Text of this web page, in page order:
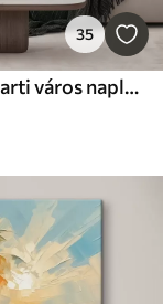
35
Képek Olasz tengerparti város naplementekor, színes épületekkel a vízparton és csónakokkal, amelyek a nyugodt vizeken úsznak